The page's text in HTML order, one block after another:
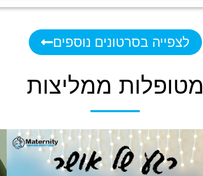
לצפייה בסרטונים נוספים
מטופלות ממליצות